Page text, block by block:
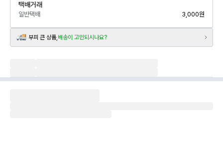
택배거래
일반택배 3,000원
부피 큰 상품, 배송이 고민되시나요?